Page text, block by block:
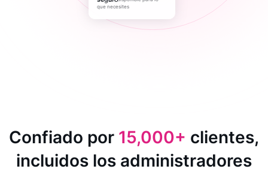
que necesites
Confiado por 15,000+ clientes,
incluidos los administradores